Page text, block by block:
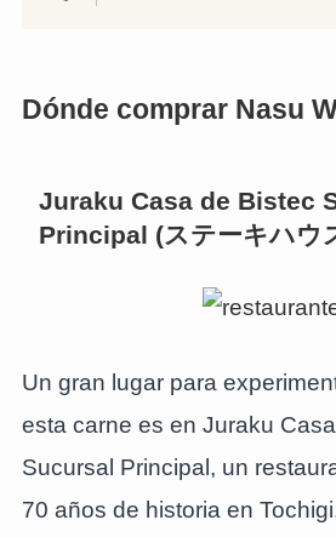
Dónde comprar Nasu
Juraku Casa de Bistec
Principal (ステーキハウ
Un gran lugar para
esta carne es en Juraku
Sucursal Principal, un
70 años de historia en